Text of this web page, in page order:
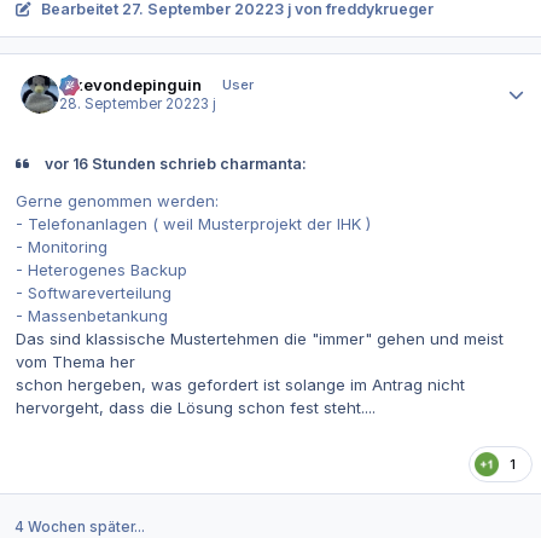
Bearbeitet 27. September 20223 j von freddykrueger
ickevondepinguin
User
28. September 20223 j
vor 16 Stunden schrieb charmanta:
Gerne genommen werden:
- Telefonanlagen ( weil Musterprojekt der IHK )
- Monitoring
- Heterogenes Backup
- Softwareverteilung
- Massenbetankung
Das sind klassische Mustertehmen die "immer" gehen und meist
vom Thema her
schon hergeben, was gefordert ist solange im Antrag nicht
hervorgeht, dass die Lösung schon fest steht....
1
4 Wochen später...